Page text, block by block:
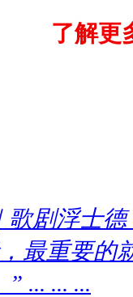
了解更
歌剧浮士
最重要的
... ... ...